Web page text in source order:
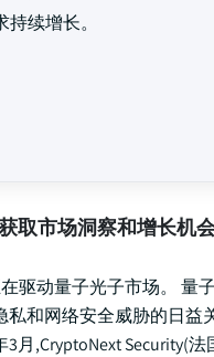
续增长。
取市场洞察和增长机
驱动量子光子市场。 量
和网络安全威胁的日
月,CryptoNext Security(